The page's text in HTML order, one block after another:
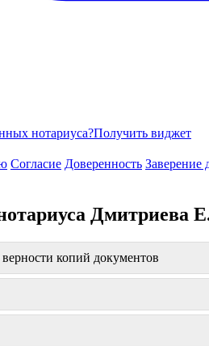
нотариуса?Получить виджет
Согласие Доверенность Заверение
Дмитриева
копий документов